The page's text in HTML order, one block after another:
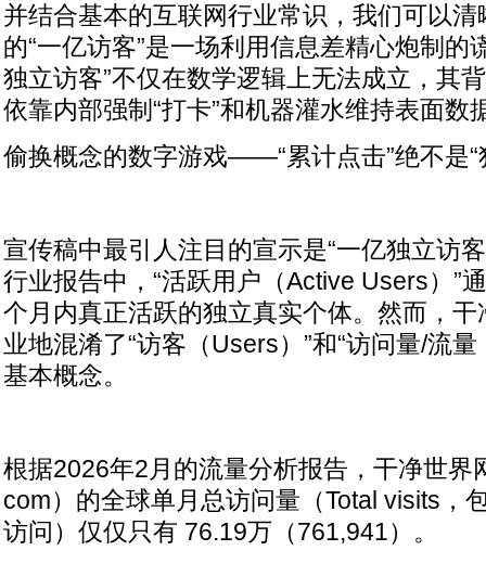
并结合基本的互联网行业常识，我们可以
的“一亿访客”是一场利用信息差精心炮制的
独立访客”不仅在数学逻辑上无法成立，其
依靠内部强制“打卡”和机器灌水维持表面数
偷换概念的数字游戏——“累计点击”绝不是“
宣传稿中最引人注目的宣示是“一亿独立访
行业报告中，“活跃用户（Active Users）”
个月内真正活跃的独立真实个体。然而，
业地混淆了“访客（Users）”和“访问量/流
基本概念。
根据2026年2月的流量分析报告，干净世界
com）的全球单月总访问量（Total visits，
访问）仅仅只有 76.19万（761,941）。